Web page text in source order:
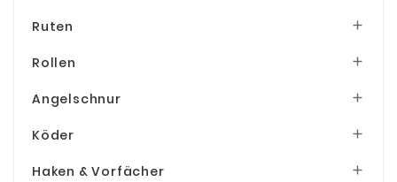
Ruten 
Rollen 
Angelschnur 
Köder 
Haken & Vorfächer 